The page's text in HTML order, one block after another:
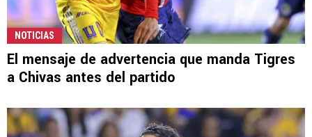
NOTICIAS
El mensaje de advertencia que manda Tigres
a Chivas antes del partido